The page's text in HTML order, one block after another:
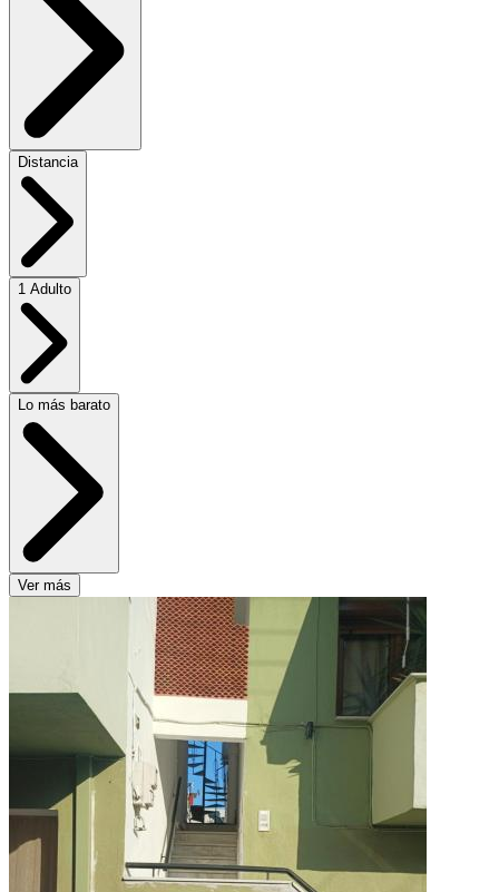
Distancia
1 Adulto
Lo más barato
Ver más